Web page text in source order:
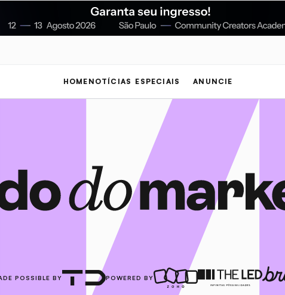
HOME NOTÍCIAS ESPECIAIS ANUNCIE
POSSIBLE BY POWERED BY